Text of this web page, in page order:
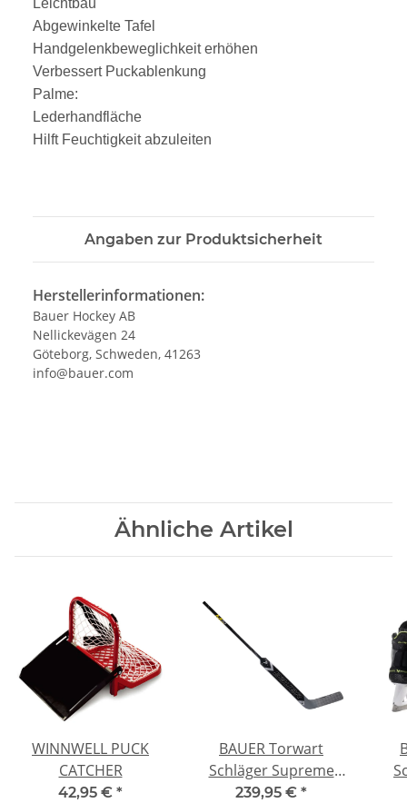
Abgewinkelte Tafel
Handgelenkbeweglichkeit erhöhen
Verbessert Puckablenkung
Palme:
Lederhandfläche
Hilft Feuchtigkeit abzuleiten
Angaben zur Produktsicherheit
Herstellerinformationen:
Bauer Hockey AB
Nellickevägen 24
Göteborg, Schweden, 41263
info@bauer.com
Ähnliche Artikel
WINNWELL PUCK
CATCHER
42,95 € *
BAUER Torwart
Schläger Supreme
M50 Pro - P31 - SR
239,95 € *